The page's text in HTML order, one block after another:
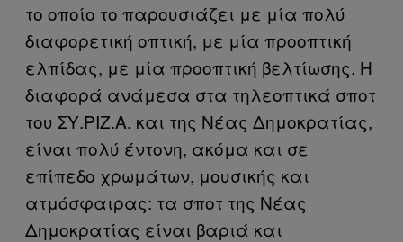
το οποίο το παρουσιάζει με μία πολύ
διαφορετική οπτική, με μία προοπτική
ελπίδας, με μία προοπτική βελτίωσης. Η
διαφορά ανάμεσα στα τηλεοπτικά σποτ
του ΣΥ.ΡΙΖ.Α. και της Νέας Δημοκρατίας,
είναι πολύ έντονη, ακόμα και σε
επίπεδο χρωμάτων, μουσικής και
ατμόσφαιρας: τα σποτ της Νέας
Δημοκρατίας είναι βαριά και